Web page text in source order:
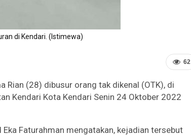
di Kendari. (Istimewa)
62
Rian (28) dibusur orang tak dikenal (OTK), di
Kendari Kota Kendari Senin 24 Oktober 2022
Faturahman mengatakan, kejadian tersebut